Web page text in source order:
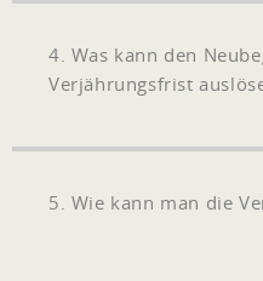
4. Was kann den
Verjährungsfrist
5. Wie kann man die